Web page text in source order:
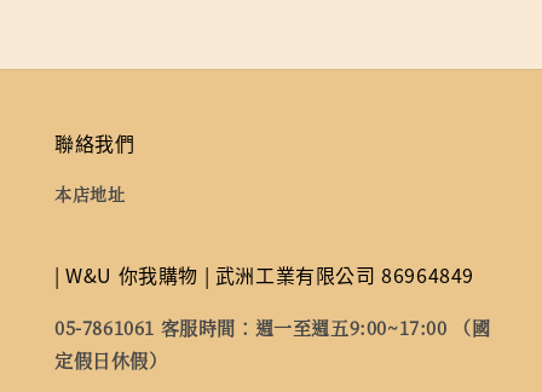
聯絡我們
本店地址
| W&U 你我購物 | 武洲工業有限公司 86964849
05-7861061 客服時間：週一至週五9:00~17:00 （國
定假日休假）